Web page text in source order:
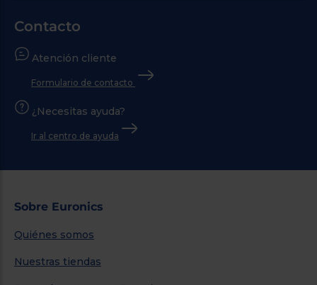
Contacto
Atención cliente
Formulario de contacto
¿Necesitas ayuda?
Ir al centro de ayuda
Sobre Euronics
Quiénes somos
Nuestras tiendas